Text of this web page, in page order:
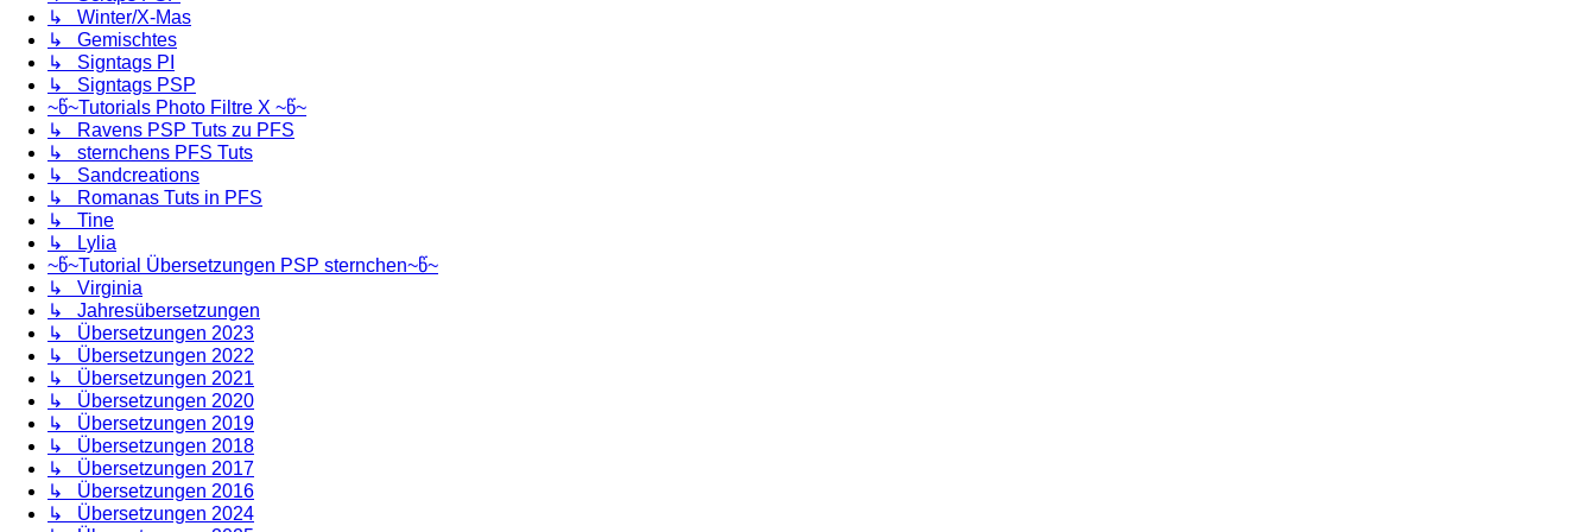
↳ Winter/X-Mas
↳ Gemischtes
↳ Signtags PI
↳ Signtags PSP
~წ~Tutorials Photo Filtre X ~წ~
↳ Ravens PSP Tuts zu PFS
↳ sternchens PFS Tuts
↳ Sandcreations
↳ Romanas Tuts in PFS
↳ Tine
↳ Lylia
~წ~Tutorial Übersetzungen PSP sternchen~წ~
↳ Virginia
↳ Jahresübersetzungen
↳ Übersetzungen 2023
↳ Übersetzungen 2022
↳ Übersetzungen 2021
↳ Übersetzungen 2020
↳ Übersetzungen 2019
↳ Übersetzungen 2018
↳ Übersetzungen 2017
↳ Übersetzungen 2016
↳ Übersetzungen 2024